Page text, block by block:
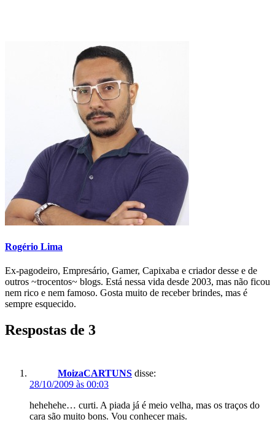
Rogério Lima
Ex-pagodeiro, Empresário, Gamer, Capixaba e criador desse e de
outros ~trocentos~ blogs. Está nessa vida desde 2003, mas não ficou
nem rico e nem famoso. Gosta muito de receber brindes, mas é
sempre esquecido.
Respostas de 3
MoizaCARTUNS disse:
28/10/2009 às 00:03
hehehehe… curti. A piada já é meio velha, mas os traços do
cara são muito bons. Vou conhecer mais.